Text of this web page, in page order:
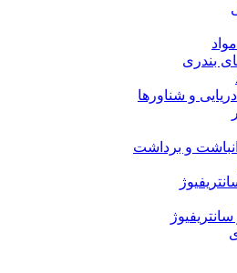
بندری
و شناورها
و برداشت